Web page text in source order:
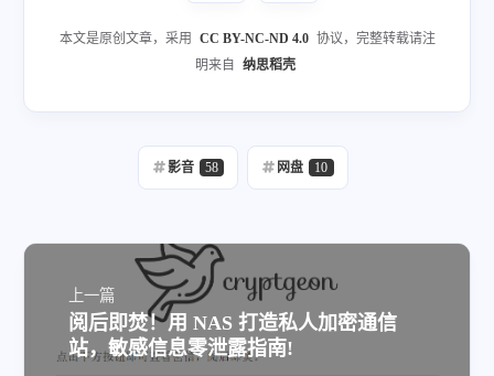
本文是原创文章，采用 CC BY-NC-ND 4.0 协议，完整转载请注
明来自 纳思稻壳
影音 58 网盘 10
上一篇
阅后即焚！用 NAS 打造私人加密通信
站，敏感信息零泄露指南!